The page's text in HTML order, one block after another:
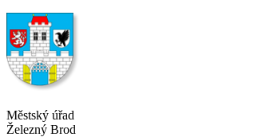
Městský úřad
Železný Brod